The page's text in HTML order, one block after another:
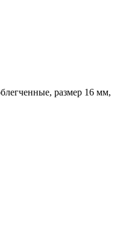
размер 16 мм,